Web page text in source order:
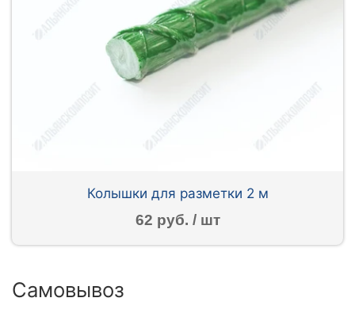
Колышки для разметки 2 м
62 руб. / шт
Самовывоз